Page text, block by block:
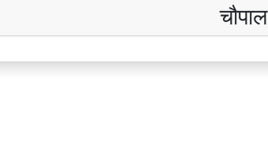
चौपाल